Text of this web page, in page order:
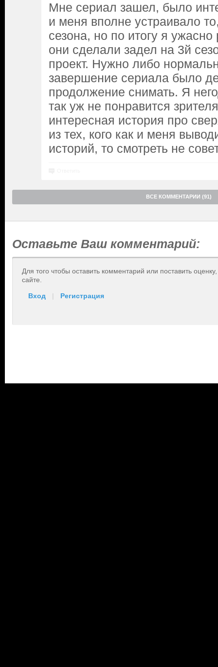
Мне сериал зашел, было
и меня вполне устраивало
сезона, но по итогу я
они сделали задел на 3й
проект. Нужно либо
завершение сериала было
продолжение снимать. Я
так уж не понравится
интересная история про
из тех, кого как и меня
историй, то смотреть не
ВСЕ КОММЕНТАРИИ (91)
Оставьте Ваш комментарий:
Для того чтобы оставить комментарий или поставить
сайте.
Вход | Регистрация